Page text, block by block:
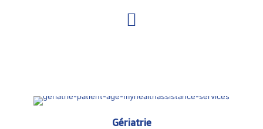
Gériatrie